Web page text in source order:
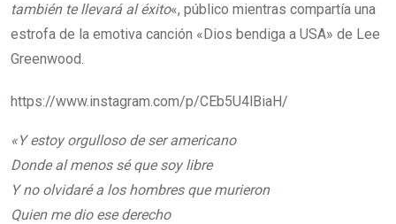
también te llevará al éxito«, público mientras compartía una
estrofa de la emotiva canción «Dios bendiga a USA» de Lee
Greenwood.
https://www.instagram.com/p/CEb5U4lBiaH/
«Y estoy orgulloso de ser americano
Donde al menos sé que soy libre
Y no olvidaré a los hombres que murieron
Quien me dio ese derecho